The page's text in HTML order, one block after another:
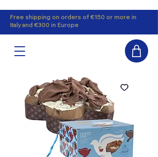
Free shipping on orders of €150 or more in
Italy and €300 in Europe